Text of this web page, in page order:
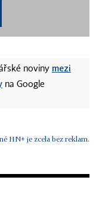
noviny mezi
na Google
HN+ je zcela bez reklam.